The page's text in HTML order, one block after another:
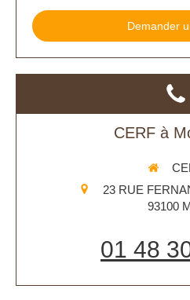
Demander
CERF à
23 RUE
93100
01 48